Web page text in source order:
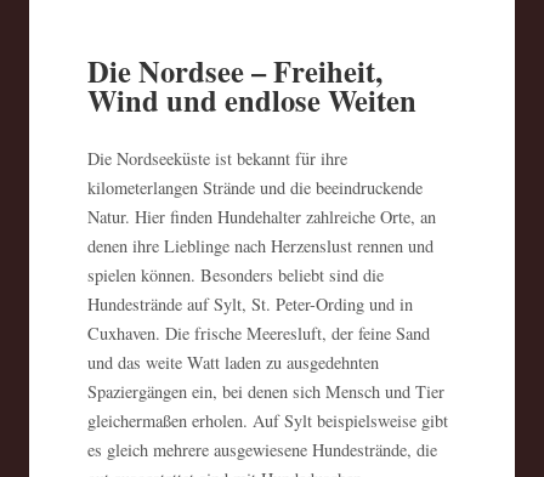
Die Nordsee – Freiheit,
Wind und endlose Weiten
Die Nordseeküste ist bekannt für ihre
kilometerlangen Strände und die beeindruckende
Natur. Hier finden Hundehalter zahlreiche Orte, an
denen ihre Lieblinge nach Herzenslust rennen und
spielen können. Besonders beliebt sind die
Hundestrände auf Sylt, St. Peter-Ording und in
Cuxhaven. Die frische Meeresluft, der feine Sand
und das weite Watt laden zu ausgedehnten
Spaziergängen ein, bei denen sich Mensch und Tier
gleichermaßen erholen. Auf Sylt beispielsweise gibt
es gleich mehrere ausgewiesene Hundestrände, die